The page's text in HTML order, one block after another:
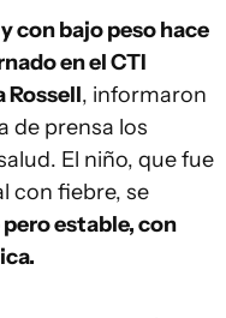
con bajo peso hace
en el CTI
Rossell, informaron
de prensa los
El niño, que fue
con fiebre, se
estable, con